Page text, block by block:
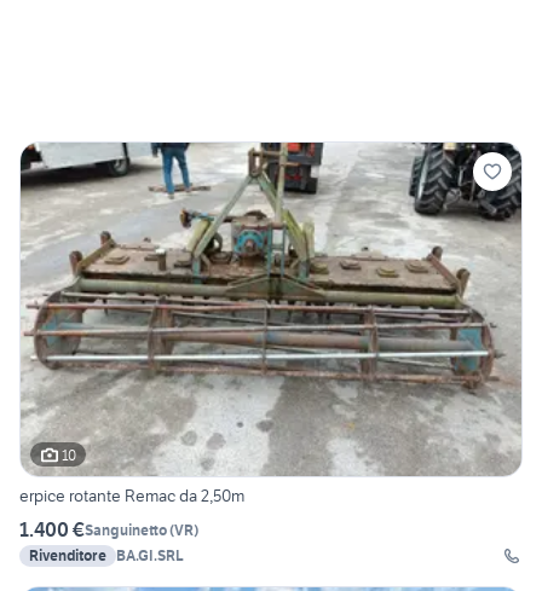
10
erpice rotante Remac da 2,50m
1.400 €Sanguinetto(VR)
Rivenditore BA.GI.SRL